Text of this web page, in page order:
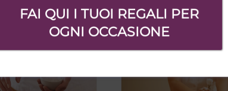
Dettagli
Aggiungi al
carrello
FAI QUI I TUOI REGALI PER
OGNI OCCASIONE